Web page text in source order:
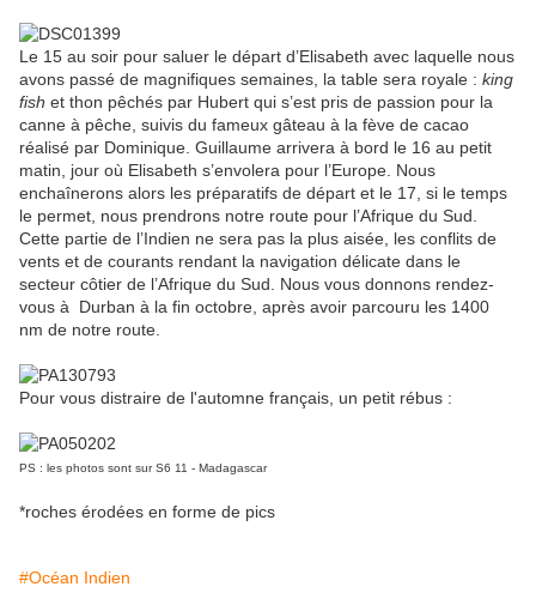
Le 15 au soir pour saluer le départ d’Elisabeth avec laquelle nous
avons passé de magnifiques semaines, la table sera royale : king
fish et thon pêchés par Hubert qui s’est pris de passion pour la
canne à pêche, suivis du fameux gâteau à la fève de cacao
réalisé par Dominique. Guillaume arrivera à bord le 16 au petit
matin, jour où Elisabeth s’envolera pour l’Europe. Nous
enchaînerons alors les préparatifs de départ et le 17, si le temps
le permet, nous prendrons notre route pour l’Afrique du Sud.
Cette partie de l’Indien ne sera pas la plus aisée, les conflits de
vents et de courants rendant la navigation délicate dans le
secteur côtier de l’Afrique du Sud. Nous vous donnons rendez-
vous à Durban à la fin octobre, après avoir parcouru les 1400
nm de notre route.
Pour vous distraire de l'automne français, un petit rébus :
PS : les photos sont sur S6 11 - Madagascar
*roches érodées en forme de pics
#Océan Indien